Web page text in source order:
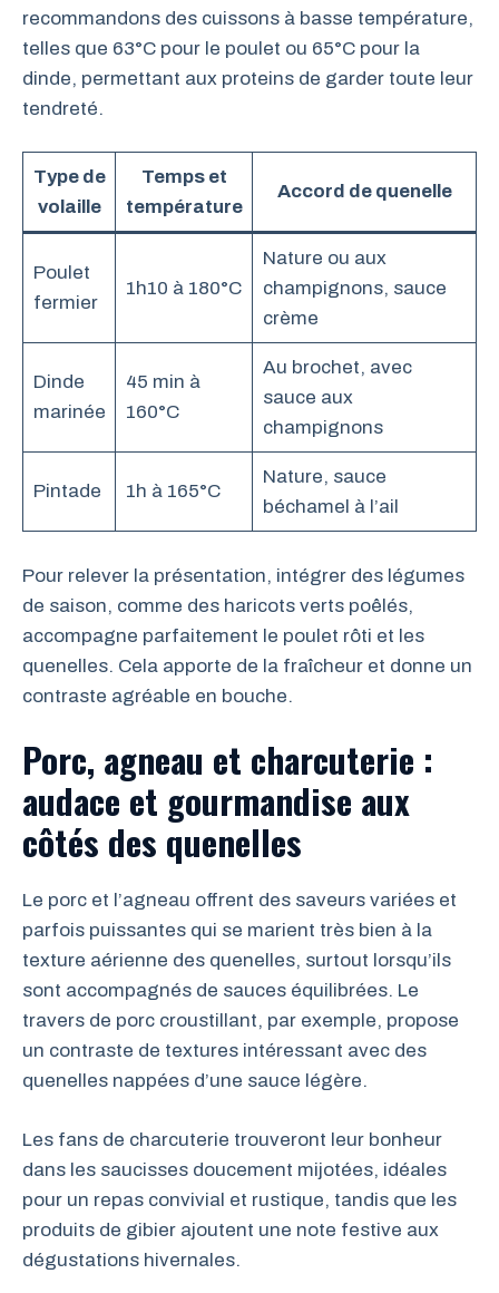
recommandons des cuissons à basse température,
telles que 63°C pour le poulet ou 65°C pour la
dinde, permettant aux proteins de garder toute leur
tendreté.
Type de
volaille
Temps et
température
Accord de quenelle
Poulet
fermier
1h10 à 180°C
Nature ou aux
champignons, sauce
crème
Dinde
marinée
45 min à
160°C
Au brochet, avec
sauce aux
champignons
Pintade 1h à 165°C
Nature, sauce
béchamel à l’ail
Pour relever la présentation, intégrer des légumes
de saison, comme des haricots verts poêlés,
accompagne parfaitement le poulet rôti et les
quenelles. Cela apporte de la fraîcheur et donne un
contraste agréable en bouche.
Porc, agneau et charcuterie :
audace et gourmandise aux
côtés des quenelles
Le porc et l’agneau offrent des saveurs variées et
parfois puissantes qui se marient très bien à la
texture aérienne des quenelles, surtout lorsqu’ils
sont accompagnés de sauces équilibrées. Le
travers de porc croustillant, par exemple, propose
un contraste de textures intéressant avec des
quenelles nappées d’une sauce légère.
Les fans de charcuterie trouveront leur bonheur
dans les saucisses doucement mijotées, idéales
pour un repas convivial et rustique, tandis que les
produits de gibier ajoutent une note festive aux
dégustations hivernales.